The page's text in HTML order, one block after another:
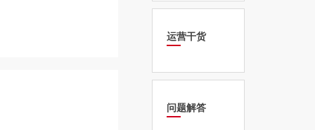
运营干货
问题解答